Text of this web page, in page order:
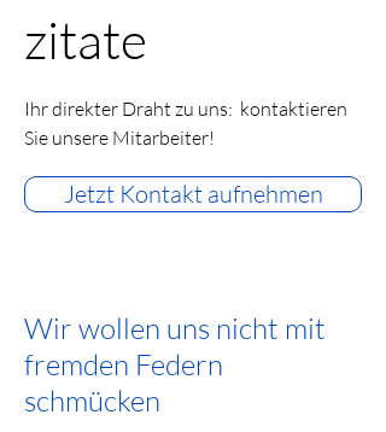
zitate
Ihr direkter Draht zu uns: kontaktieren
Sie unsere Mitarbeiter!
Jetzt Kontakt aufnehmen
Wir wollen uns nicht mit
fremden Federn
schmücken